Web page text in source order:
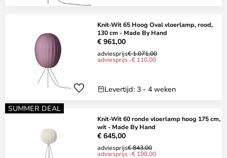
Knit-Wit 65 Hoog Oval vloerlamp, rood,
130 cm - Made By Hand
€ 961,00
adviesprijs€ 1.071,00
adviesprijs -€ 110,00
Levertijd: 3 - 4 weken
SUMMER DEAL
Knit-Wit 60 ronde vloerlamp hoog 175 cm,
wit - Made By Hand
€ 645,00
adviesprijs€ 843,00
adviesprijs -€ 198,00